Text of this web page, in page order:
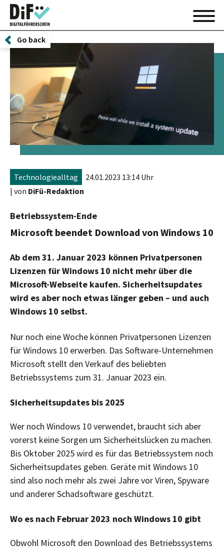
Go back
Technologiealltag
24.01.2023 13:14 Uhr
| von DiFü-Redaktion
Betriebssystem-Ende
Microsoft beendet Download von Windows 10
Ab dem 31. Januar 2023 können Privatpersonen
Lizenzen für Windows 10 nicht mehr über die
Microsoft-Webseite kaufen. Sicherheitsupdates
wird es aber noch etwas länger geben – und auch
Windows 10 selbst.
Nur noch eine Woche können Privatpersonen Lizenzen
für Windows 10 erwerben. Das Software-Unternehmen
Microsoft stellt den Verkauf des beliebten
Betriebssystems zum 31. Januar 2023 ein.
Sicherheitsupdates bis 2025
Wer noch Windows 10 verwendet, braucht sich aber
vorerst keine Sorgen um Sicherheitslücken zu machen.
Bis Oktober 2025 wird es für das Betriebssystem noch
Sicherheitsupdates geben. Geräte mit Windows 10
sind also noch mehr als zwei Jahre vor Viren, Spyware
und anderer Schadsoftware geschützt.
Wo es nach Februar 2023 noch Windows 10 gibt
Obwohl Microsoft den Download des Betriebssystems